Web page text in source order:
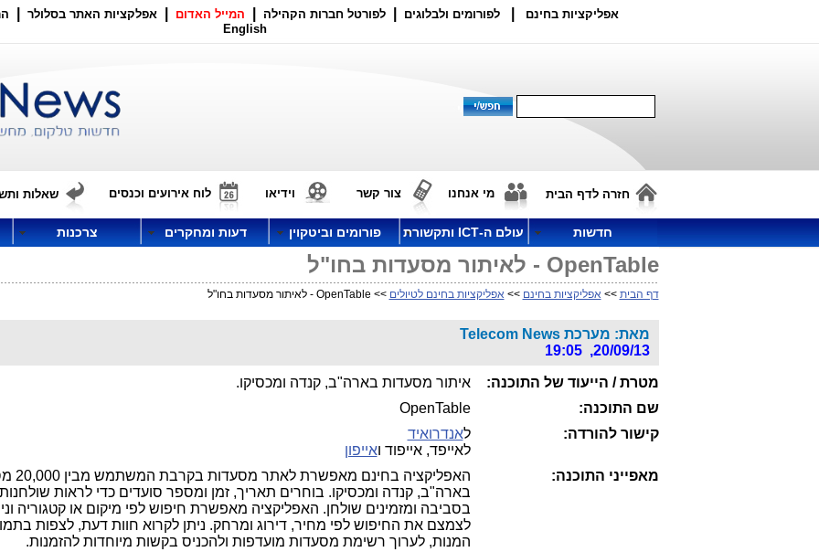
אפליקציות בחינם לפורומים ולבלוגים לפורטל חברות הקהילה המייל האדום אפלקציות האתר בסלולר
English
חזרה לדף הבית מי אנחנו צור קשר וידיאו לוח אירועים וכנסים שאלות
חדשות עולם ה-ICT ותקשורת פורומים וביטקוין דעות ומחקרים צרכנות
OpenTable - לאיתור מסעדות בחו"ל
דף הבית >> אפליקציות בחינם >> אפליקציות בחינם לטיולים >> OpenTable - לאיתור מסעדות בחו"ל
מאת: מערכת Telecom News
20/09/13, 19:05
מטרת / הייעוד של התוכנה:
איתור מסעדות בארה"ב, קנדה ומכסיקו.
שם התוכנה:
OpenTable
קישור להורדה:
לאנדרואיד
לאייפד, אייפוד ואייפון
מאפייני התוכנה:
האפליקציה
בארה"ב, קנדה ומכסיקו. בוחרים תאריך, זמן ומספר סועדים כדי לראות שולחנות
בסביבה ומזמינים שולחן. האפליקציה מאפשרת חיפוש לפי מיקום או קטגוריה
לצמצם את החיפוש לפי מחיר, דירוג ומרחק. ניתן לקרוא חוות דעת, לצפות
המנות, לערוך רשימת מסעדות מועדפות ולהכניס בקשות מיוחדות להזמנות.